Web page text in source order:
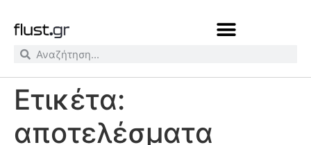
Ετικέτα:
αποτελέσματα